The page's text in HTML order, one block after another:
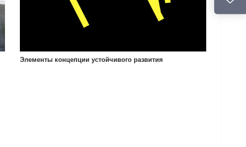
Элементы концепции устойчивого развития